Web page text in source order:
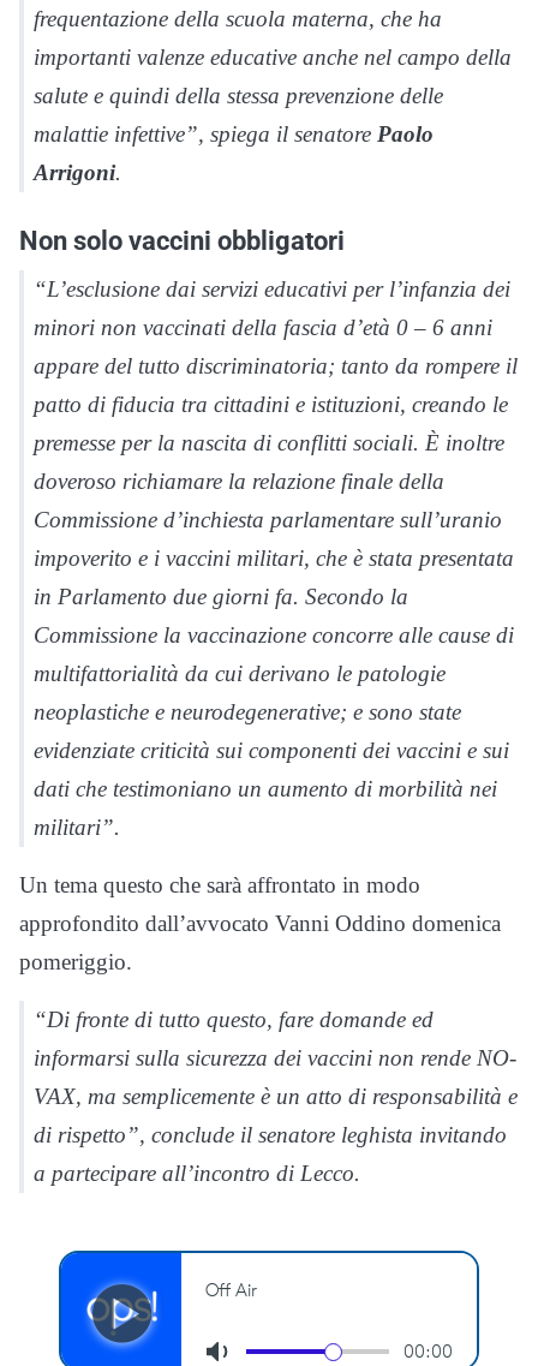
frequentazione della scuola materna, che ha
importanti valenze educative anche nel campo della
salute e quindi della stessa prevenzione delle
malattie infettive”, spiega il senatore Paolo
Arrigoni.
Non solo vaccini obbligatori
“L’esclusione dai servizi educativi per l’infanzia dei
minori non vaccinati della fascia d’età 0 – 6 anni
appare del tutto discriminatoria; tanto da rompere il
patto di fiducia tra cittadini e istituzioni, creando le
premesse per la nascita di conflitti sociali. È inoltre
doveroso richiamare la relazione finale della
Commissione d’inchiesta parlamentare sull’uranio
impoverito e i vaccini militari, che è stata presentata
in Parlamento due giorni fa. Secondo la
Commissione la vaccinazione concorre alle cause di
multifattorialità da cui derivano le patologie
neoplastiche e neurodegenerative; e sono state
evidenziate criticità sui componenti dei vaccini e sui
dati che testimoniano un aumento di morbilità nei
militari”.
Un tema questo che sarà affrontato in modo
approfondito dall’avvocato Vanni Oddino domenica
pomeriggio.
“Di fronte di tutto questo, fare domande ed
informarsi sulla sicurezza dei vaccini non rende NO-
VAX, ma semplicemente è un atto di responsabilità e
di rispetto”, conclude il senatore leghista invitando
a partecipare all’incontro di Lecco.